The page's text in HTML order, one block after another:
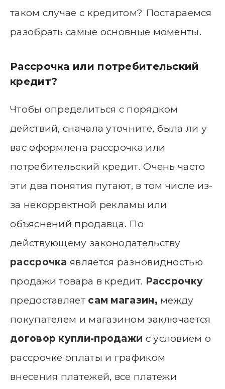
таком случае с кредитом? Постараемся
разобрать самые основные моменты.
Рассрочка или потребительский
кредит?
Чтобы определиться с порядком
действий, сначала уточните, была ли у
вас оформлена рассрочка или
потребительский кредит. Очень часто
эти два понятия путают, в том числе из-
за некорректной рекламы или
объяснений продавца. По
действующему законодательству
рассрочка является разновидностью
продажи товара в кредит. Рассрочку
предоставляет сам магазин, между
покупателем и магазином заключается
договор купли-продажи с условием о
рассрочке оплаты и графиком
внесения платежей, все платежи